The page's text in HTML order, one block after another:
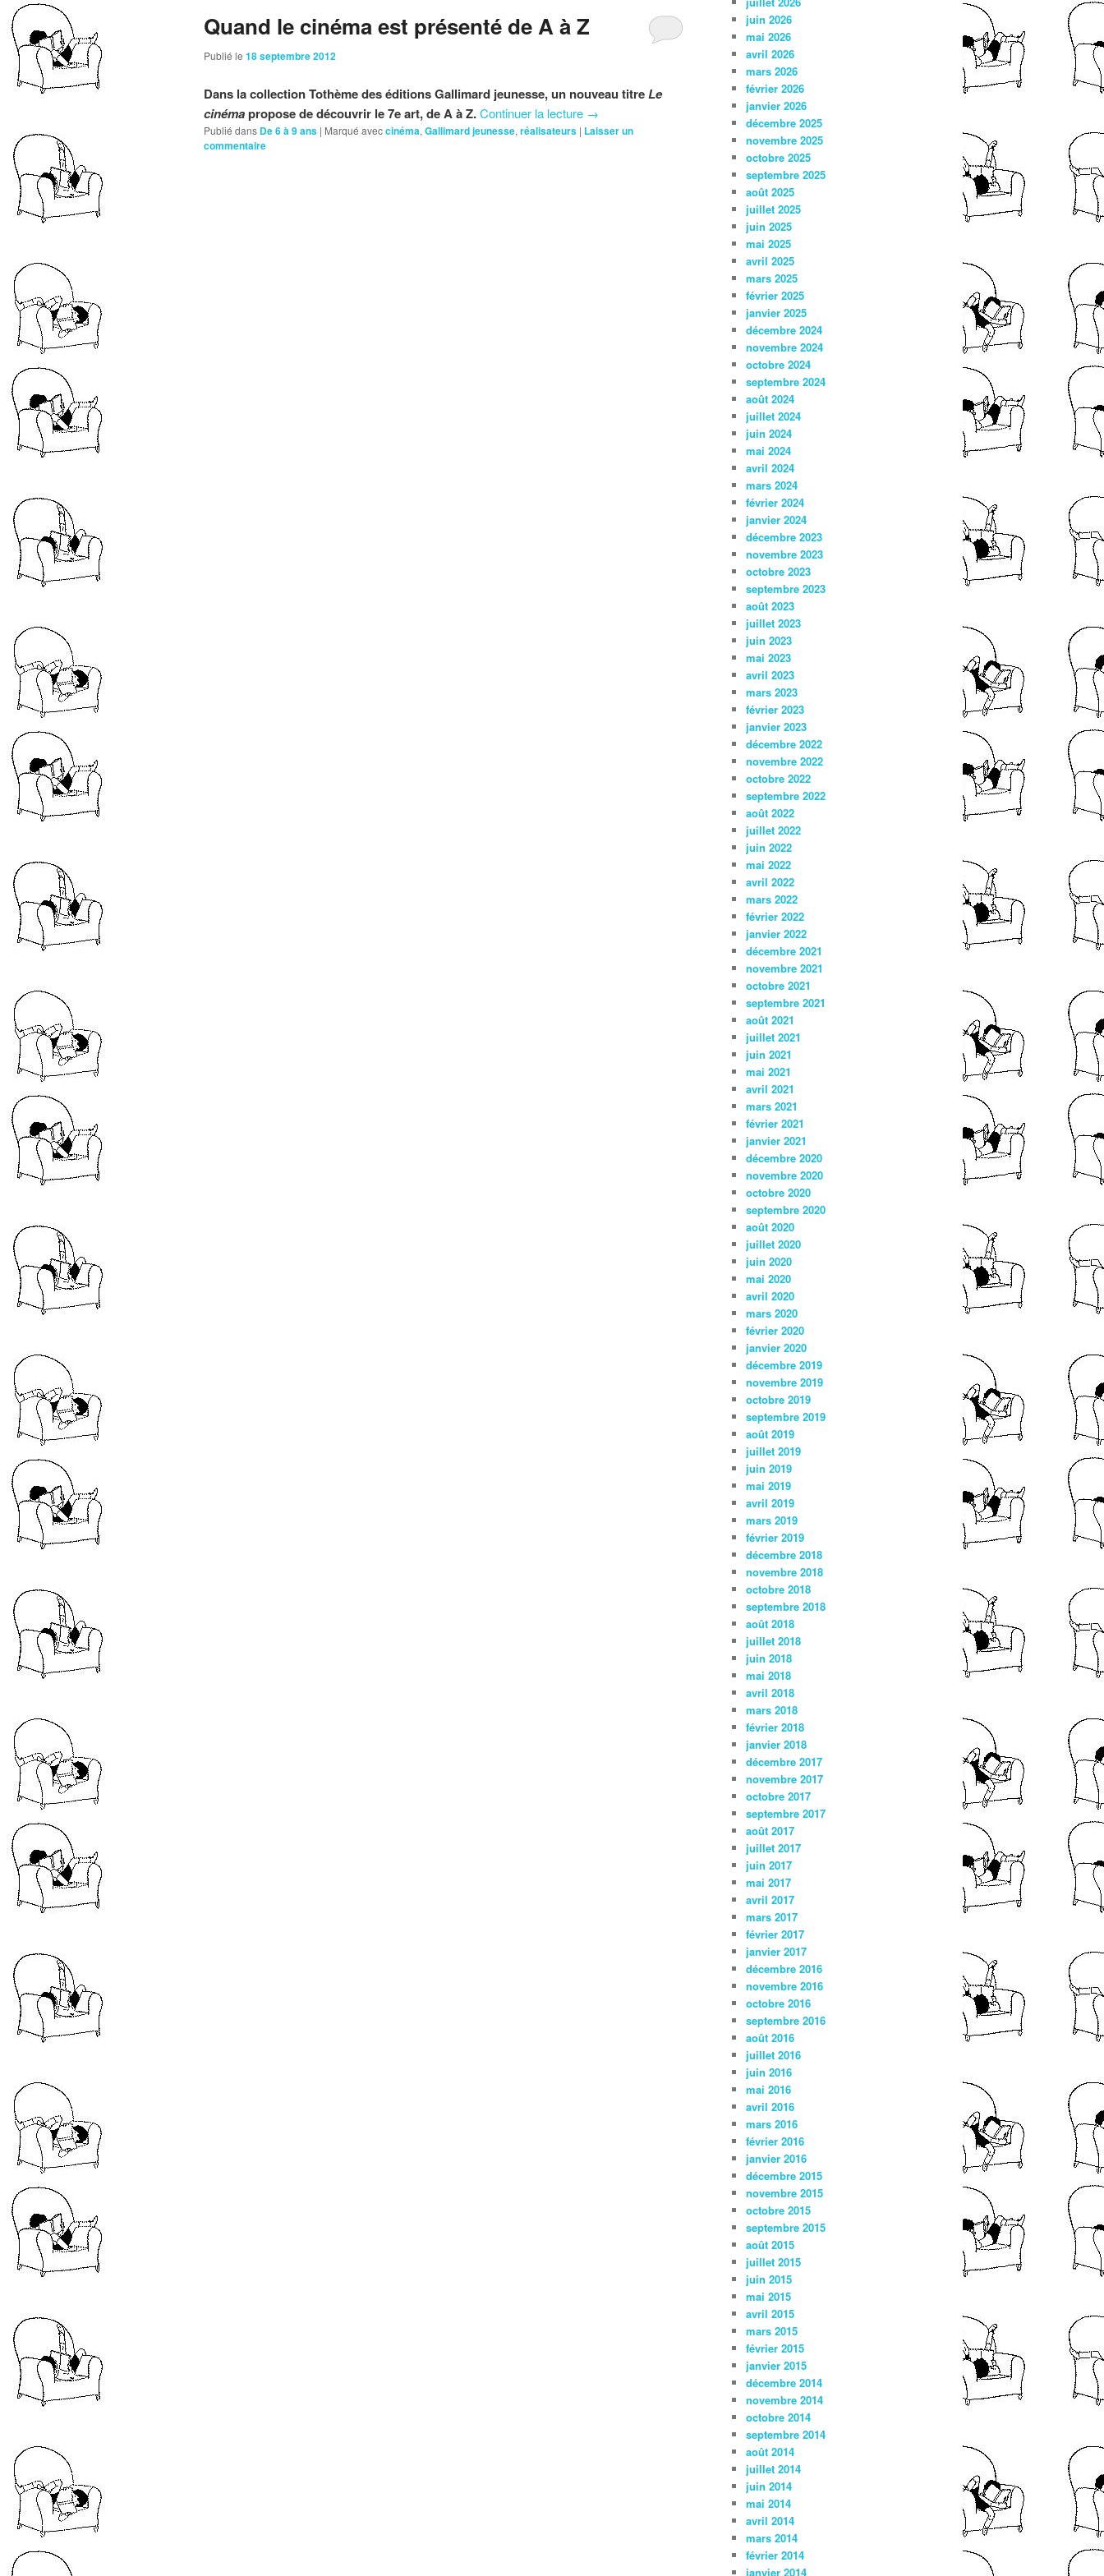
Quand le cinéma est présenté de A à Z
Publié le 18 septembre 2012
Dans la collection Tothème des éditions Gallimard jeunesse, un nouveau titreLe
cinémapropose de découvrir le 7e art, de A à Z.Continuer la lecture →
Publié dans De 6 à 9 ans | Marqué aveccinéma, Gallimard jeunesse, réalisateurs | Laisser un
commentaire
juin 2026
mai 2026
avril 2026
mars 2026
février 2026
janvier 2026
décembre 2025
novembre 2025
octobre 2025
septembre 2025
août 2025
juillet 2025
juin 2025
mai 2025
avril 2025
mars 2025
février 2025
janvier 2025
décembre 2024
novembre 2024
octobre 2024
septembre 2024
août 2024
juillet 2024
juin 2024
mai 2024
avril 2024
mars 2024
février 2024
janvier 2024
décembre 2023
novembre 2023
octobre 2023
septembre 2023
août 2023
juillet 2023
juin 2023
mai 2023
avril 2023
mars 2023
février 2023
janvier 2023
décembre 2022
novembre 2022
octobre 2022
septembre 2022
août 2022
juillet 2022
juin 2022
mai 2022
avril 2022
mars 2022
février 2022
janvier 2022
décembre 2021
novembre 2021
octobre 2021
septembre 2021
août 2021
juillet 2021
juin 2021
mai 2021
avril 2021
mars 2021
février 2021
janvier 2021
décembre 2020
novembre 2020
octobre 2020
septembre 2020
août 2020
juillet 2020
juin 2020
mai 2020
avril 2020
mars 2020
février 2020
janvier 2020
décembre 2019
novembre 2019
octobre 2019
septembre 2019
août 2019
juillet 2019
juin 2019
mai 2019
avril 2019
mars 2019
février 2019
décembre 2018
novembre 2018
octobre 2018
septembre 2018
août 2018
juillet 2018
juin 2018
mai 2018
avril 2018
mars 2018
février 2018
janvier 2018
décembre 2017
novembre 2017
octobre 2017
septembre 2017
août 2017
juillet 2017
juin 2017
mai 2017
avril 2017
mars 2017
février 2017
janvier 2017
décembre 2016
novembre 2016
octobre 2016
septembre 2016
août 2016
juillet 2016
juin 2016
mai 2016
avril 2016
mars 2016
février 2016
janvier 2016
décembre 2015
novembre 2015
octobre 2015
septembre 2015
août 2015
juillet 2015
juin 2015
mai 2015
avril 2015
mars 2015
février 2015
janvier 2015
décembre 2014
novembre 2014
octobre 2014
septembre 2014
août 2014
juillet 2014
juin 2014
mai 2014
avril 2014
mars 2014
février 2014
janvier 2014